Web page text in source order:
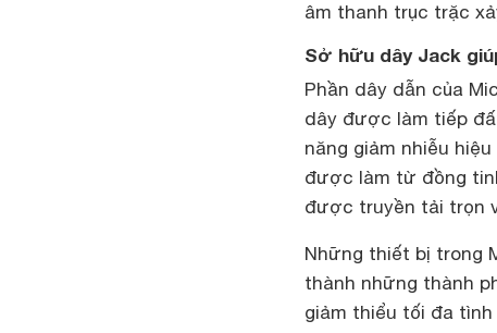
âm thanh trục trặc
Sở hữu dây Jack
Phần dây dẫn của
dây được làm tiếp
năng giảm nhiễu
được làm từ đồng
được truyền tải trọn
Những thiết bị trong
thành những thành
giảm thiểu tối đa